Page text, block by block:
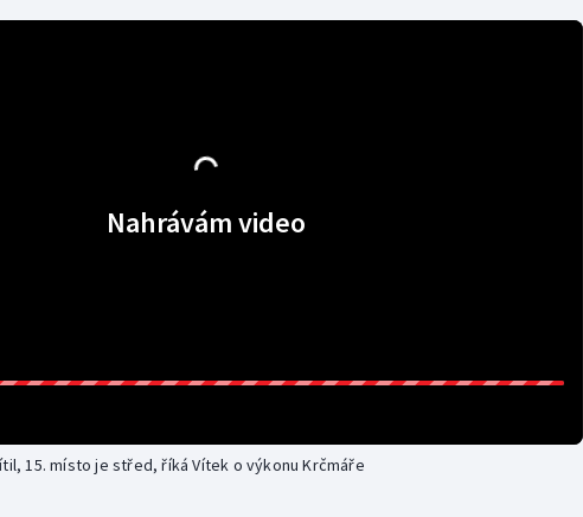
Nahrávám video
15. místo je střed, říká Vítek o výkonu Krčmáře